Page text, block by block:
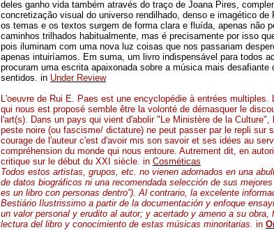
deles ganho vida também através do traço de Joana Pires,
concretização visual do universo rendilhado, denso e imagético de
os temas e os textos surgem de forma clara e fluída, apenas não
caminhos trilhados habitualmente, mas é precisamente por isso
pois iluminam com uma nova luz coisas que nos passariam
apenas intuiríamos. Em suma, um livro indispensável para todos
procuram uma escrita apaixonada sobre a música mais desafiante
sentidos. in Under Review
L'oeuvre de Rui E. Paes est une encyclopédie à entrées multiples.
qui nous est proposé semble être la volonté de démasquer le
l'art(s). Dans un pays qui vient d'abolir "Le Ministère de la Culture",
peste noire (ou fascisme/ dictature) ne peut passer par le repli sur
courage de l'auteur c'est d'avoir mis son savoir et ses idées au
compréhension du monde qui nous entoure. Autrement dit, en
critique sur le début du XXI siècle. in Cosméticas
Todos estos artistas, grupos, etc. no vienen adornados en una
de datos biográficos ni una recomendada selección de sus
es un libro con personas dentro”). Al contrario, la excelente
Bestiário Ilustrissimo a partir de la documentación y enfoque
un valor personal y erudito al autor; y acertado y ameno a su obra,
lectura del libro y conocimiento de estas músicas minoritarias. in